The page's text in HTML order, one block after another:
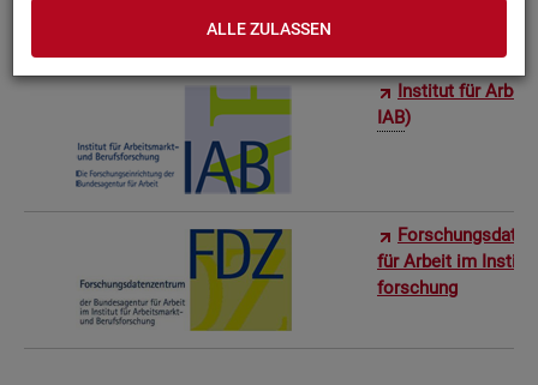
ALLE ZULASSEN
In­sti­tut für
IAB)
für Ar­beit im
for­schung